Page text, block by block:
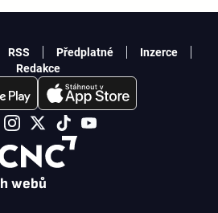
webů
RSS Předplatné
Inzerce
Redakce